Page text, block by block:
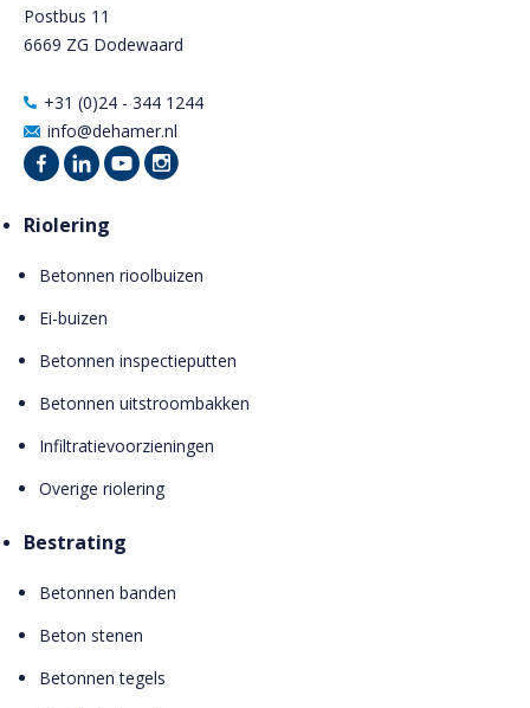
Postbus 11
6669 ZG Dodewaard
+31 (0)24 - 344 1244
info@dehamer.nl
Riolering
Betonnen rioolbuizen
Ei-buizen
Betonnen inspectieputten
Betonnen uitstroombakken
Infiltratievoorzieningen
Overige riolering
Bestrating
Betonnen banden
Beton stenen
Betonnen tegels